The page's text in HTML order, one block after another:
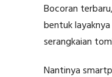
Bocoran
bentuk
serangkaian
Nantinya